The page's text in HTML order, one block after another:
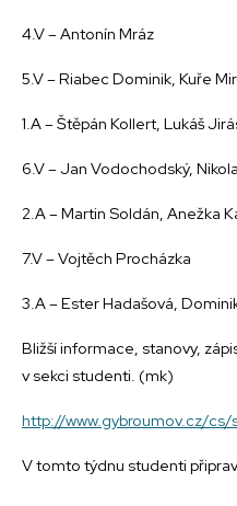
4.V – Antonín Mráz
5.V – Riabec Dominik, Kuře
1.A – Štěpán Kollert, Lukáš
6.V – Jan Vodochodský,
2.A – Martin Soldán, Anežka
7.V – Vojtěch Procházka
3.A – Ester Hadašová,
Bližší informace, stanovy,
v sekci studenti. (mk)
http://www.gybroumov.cz/
V tomto týdnu studenti